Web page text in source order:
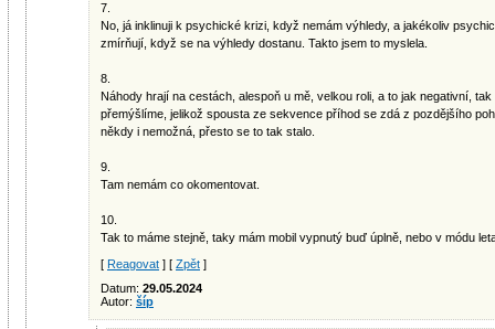
7.
No, já inklinuji k psychické krizi, když nemám výhledy, a jakékoliv
zmírňují, když se na výhledy dostanu. Takto jsem to myslela.
8.
Náhody hrají na cestách, alespoň u mě, velkou roli, a to jak negativní,
přemýšlíme, jelikož spousta ze sekvence příhod se zdá z pozdějšího
někdy i nemožná, přesto se to tak stalo.
9.
Tam nemám co okomentovat.
10.
Tak to máme stejně, taky mám mobil vypnutý buď úplně, nebo v módu
[ Reagovat ] [ Zpět ]
Datum: 29.05.2024
Autor: šíp